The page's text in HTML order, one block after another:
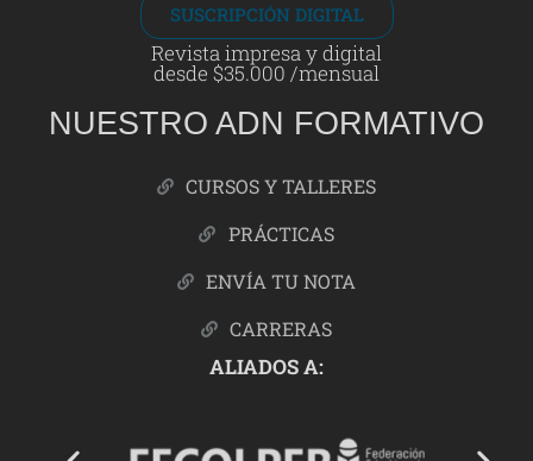
SUSCRIPCIÓN DIGITAL
Revista impresa y digital
desde $35.000 /mensual
NUESTRO ADN FORMATIVO
CURSOS Y TALLERES
PRÁCTICAS
ENVÍA TU NOTA
CARRERAS
ALIADOS A: